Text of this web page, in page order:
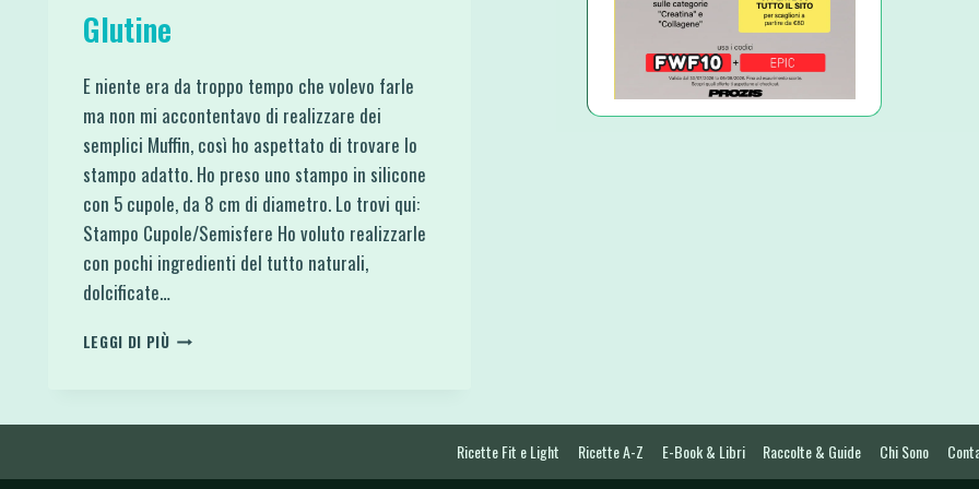
Glutine
E niente era da troppo tempo che volevo farle
ma non mi accontentavo di realizzare dei
semplici Muffin, così ho aspettato di trovare lo
stampo adatto. Ho preso uno stampo in silicone
con 5 cupole, da 8 cm di diametro. Lo trovi qui:
Stampo Cupole/Semisfere Ho voluto realizzarle
con pochi ingredienti del tutto naturali,
dolcificate…
LEGGI DI PIÙCAMILLE
CAROTE
Ricette Fit e Light Ricette A-Z E-Book & Libri Raccolte & Guide Chi Sono